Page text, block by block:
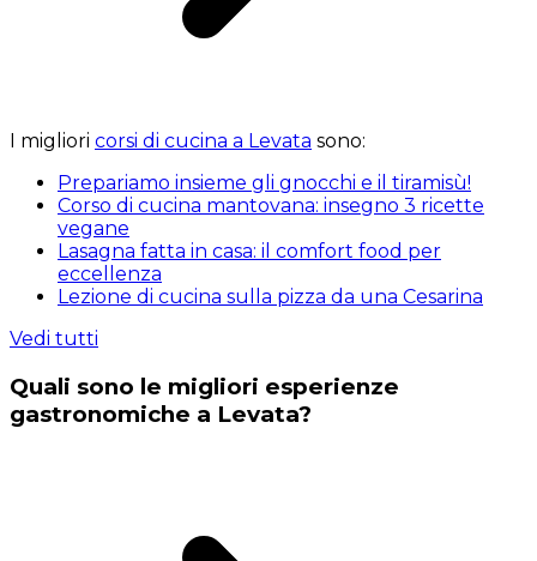
I migliori corsi di cucina a Levata sono:
Prepariamo insieme gli gnocchi e il tiramisù!
Corso di cucina mantovana: insegno 3 ricette
vegane
Lasagna fatta in casa: il comfort food per
eccellenza
Lezione di cucina sulla pizza da una Cesarina
Vedi tutti
Quali sono le migliori esperienze
gastronomiche a Levata?